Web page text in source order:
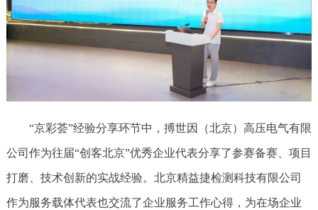
“京彩荟”经验分享环节中，搏世因（北京）高压电气有限
公司作为往届“创客北京”优秀企业代表分享了参赛备赛、项目
打磨、技术创新的实战经验。北京精益捷检测科技有限公司
作为服务载体代表也交流了企业服务工作心得，为在场企业